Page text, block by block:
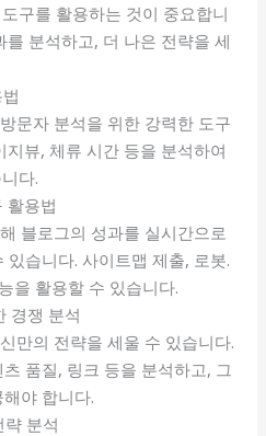
구를 활용하는 것이 중요합니
분석하고, 더 나은 전략을 세
문자 분석을 위한 강력한 도구
뷰, 체류 시간 등을 분석하여
다.
활용법
블로그의 성과를 실시간으로
습니다. 사이트맵 제출, 로봇.
을 활용할 수 있습니다.
경쟁 분석
만의 전략을 세울 수 있습니다.
품질, 링크 등을 분석하고, 그
야 합니다.
략 분석